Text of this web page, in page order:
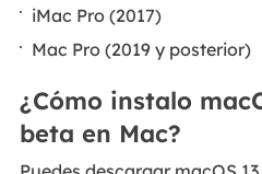
iMac Pro (2017)
Mac Pro (2019 y posterior)
¿Cómo instalo
beta en Mac?